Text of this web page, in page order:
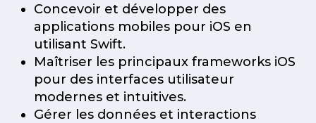
Concevoir et développer des
applications mobiles pour iOS en
utilisant Swift.
Maîtriser les principaux frameworks iOS
pour des interfaces utilisateur
modernes et intuitives.
Gérer les données et interactions